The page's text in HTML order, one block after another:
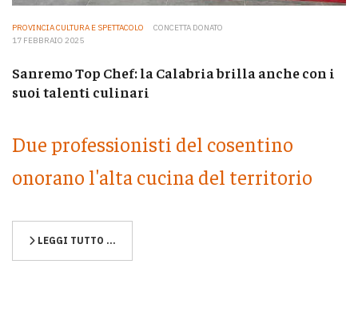
PROVINCIA CULTURA E SPETTACOLO
CONCETTA DONATO
17 FEBBRAIO 2025
Sanremo Top Chef: la Calabria brilla anche con i
suoi talenti culinari
Due professionisti del cosentino
onorano l'alta cucina del territorio
LEGGI TUTTO …